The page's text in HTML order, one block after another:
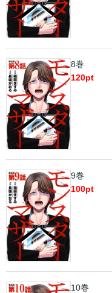
8巻
120pt
9巻
100pt
10巻